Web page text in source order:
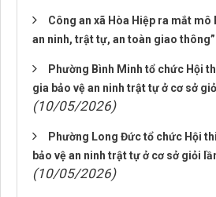
Công an xã Hòa Hiệp ra mắt mô
an ninh, trật tự, an toàn giao thông”
Phường Bình Minh tổ chức Hội
gia bảo vệ an ninh trật tự ở cơ sở
(10/05/2026)
Phường Long Đức tổ chức Hội
bảo vệ an ninh trật tự ở cơ sở giỏi
(10/05/2026)